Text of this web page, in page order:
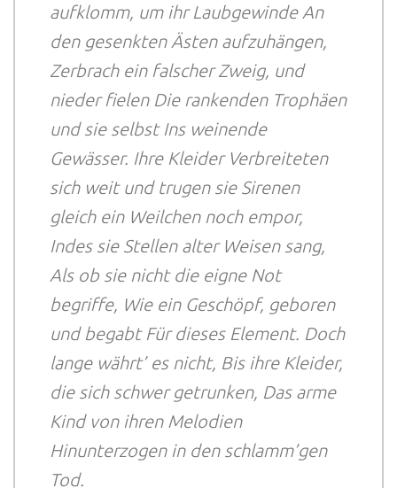
aufklomm, um ihr Laubgewinde An
den gesenkten Ästen aufzuhängen,
Zerbrach ein falscher Zweig, und
nieder fielen Die rankenden Trophäen
und sie selbst Ins weinende
Gewässer. Ihre Kleider Verbreiteten
sich weit und trugen sie Sirenen
gleich ein Weilchen noch empor,
Indes sie Stellen alter Weisen sang,
Als ob sie nicht die eigne Not
begriffe, Wie ein Geschöpf, geboren
und begabt Für dieses Element. Doch
lange währt’ es nicht, Bis ihre Kleider,
die sich schwer getrunken, Das arme
Kind von ihren Melodien
Hinunterzogen in den schlamm’gen
Tod.